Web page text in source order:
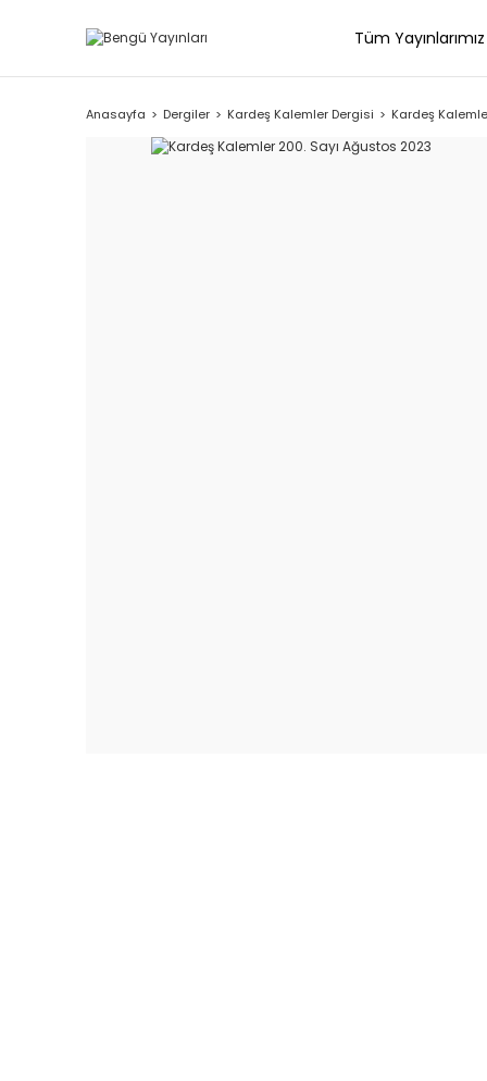
Tüm Yayınlarımız
Anasayfa Dergiler Kardeş Kalemler Dergisi Kardeş